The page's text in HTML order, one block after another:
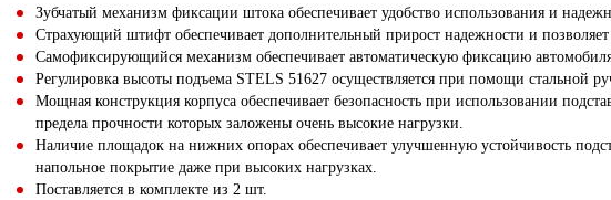
Зубчатый механизм фиксации штока обеспечивает удобство использования и
Страхующий штифт обеспечивает дополнительный прирост надежности и
Самофиксирующийся механизм обеспечивает автоматическую фиксацию
Регулировка высоты подъема STELS 51627 осуществляется при помощи стальной
Мощная конструкция корпуса обеспечивает безопасность при использовании
предела прочности которых заложены очень высокие нагрузки.
Наличие площадок на нижних опорах обеспечивает улучшенную устойчивость
напольное покрытие даже при высоких нагрузках.
Поставляется в комплекте из 2 шт.